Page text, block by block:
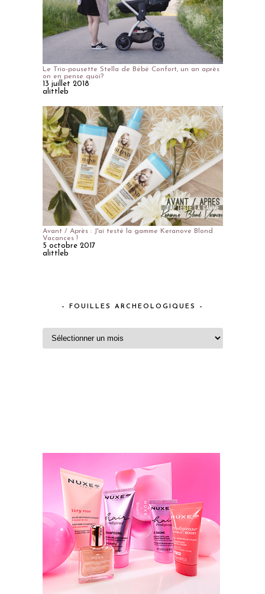
Le Trio-pousette Stella de Bébé Confort, un an après
on en pense quoi?
13 juillet 2018
alittleb
Avant / Après : J'ai testé la gamme Keranove Blond
Vacances !
5 octobre 2017
alittleb
– FOUILLES ARCHEOLOGIQUES –